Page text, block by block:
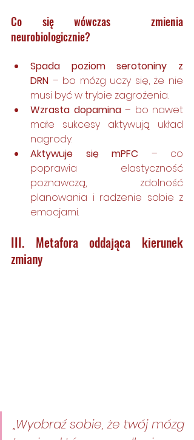
Co się wówczas  zmienia
neurobiologicznie?
Spada poziom serotoniny z
DRN – bo mózg uczy się, że nie
musi być w trybie zagrożenia.
Wzrasta dopamina – bo nawet
małe sukcesy aktywują układ
nagrody.
Aktywuje się mPFC – co
poprawia elastyczność
poznawczą, zdolność
planowania i radzenie sobie z
emocjami.
III. Metafora oddająca kierunek
zmiany
„Wyobraź sobie, że twój mózg